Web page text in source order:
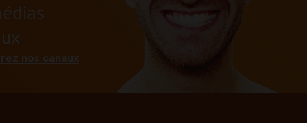
nos canaux